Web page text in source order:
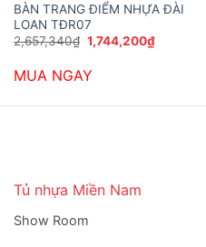
BÀN TRANG ĐIỂM NHỰA ĐÀI
LOAN TĐR07
2,657,340₫ Giá
gốc
2,657,340₫.
1,744,200₫Giá
hiện
MUA NGAY
Tủ nhựa Miền Nam
Show Room